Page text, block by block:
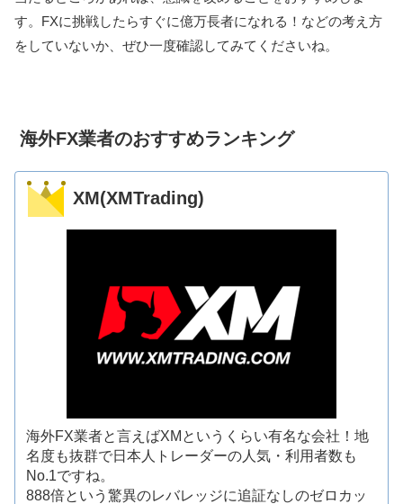
す。FXに挑戦したらすぐに億万長者になれる！などの考え方
をしていないか、ぜひ一度確認してみてくださいね。
海外FX業者のおすすめランキング
XM(XMTrading)
海外FX業者と言えばXMというくらい有名な会社！地
名度も抜群で日本人トレーダーの人気・利用者数も
No.1ですね。
888倍という驚異のレバレッジに追証なしのゼロカッ